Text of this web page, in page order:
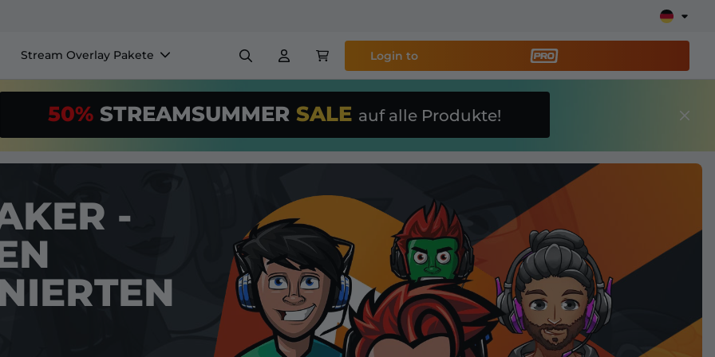
*
Nutze unserStreaming-Tool PROund
richte deinen Stream ganz einfach ein!
Einfaches Setup für Overlays, Alerts, Spenden, Goal Bars, Chatbot und mehr
Registrieren
für
Erfahre
mehr
Stream Overlay Pakete
VTube
Login to
50% STREAMSUMMER SALE auf alle Produkte!
-